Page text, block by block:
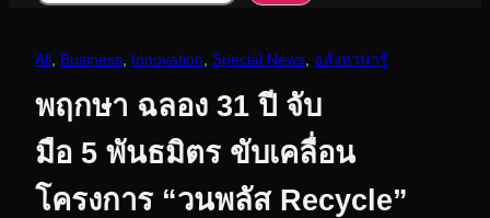
All Business Innovation Special News อสังหาน่ารู้
พฤกษา ฉลอง 31 ปี จับ
มือ 5 พันธมิตร ขับเคลื่อน
โครงการ “วนพลัส Recycle”